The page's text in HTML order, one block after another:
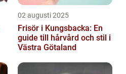
02 augusti 2025
Frisör i Kungsbacka: En
guide till hårvård och stil i
Västra Götaland